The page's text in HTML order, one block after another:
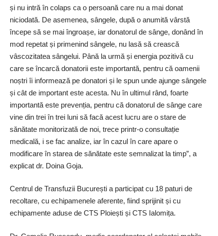
și nu intră în colaps ca o persoană care nu a mai donat
niciodată. De asemenea, sângele, după o anumită vârstă
începe să se mai îngroașe, iar donatorul de sânge, donând în
mod repetat și primenind sângele, nu lasă să crească
vâscozitatea sângelui. Până la urmă și energia pozitivă cu
care se încarcă donatorii este importantă, pentru că oamenii
noștri îi informează pe donatori și le spun unde ajunge sângele
și cât de important este acesta. Nu în ultimul rând, foarte
importantă este prevenția, pentru că donatorul de sânge care
vine din trei în trei luni să facă acest lucru are o stare de
sănătate monitorizată de noi, trece ­printr-o consultație
medicală, i se fac analize, iar în cazul în care apare o
modificare în starea de sănătate este semnalizat la timp”, a
explicat dr. Doina Goja.
Centrul de Transfuzii București a participat cu 18 paturi de
recoltare, cu echipamenele aferente, fiind sprijinit și cu
echipamente aduse de CTS Ploiești și CTS Ialomița.